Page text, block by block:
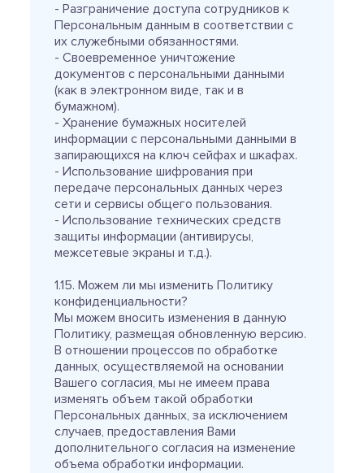
- Разграничение доступа сотрудников к
Персональным данным в соответствии с
их служебными обязанностями.
- Своевременное уничтожение
документов с персональными данными
(как в электронном виде, так и в
бумажном).
- Хранение бумажных носителей
информации с персональными данными в
запирающихся на ключ сейфах и шкафах.
- Использование шифрования при
передаче персональных данных через
сети и сервисы общего пользования.
- Использование технических средств
защиты информации (антивирусы,
межсетевые экраны и т.д.).
1.15. Можем ли мы изменить Политику
конфиденциальности?
Мы можем вносить изменения в данную
Политику, размещая обновленную версию.
В отношении процессов по обработке
данных, осуществляемой на основании
Вашего согласия, мы не имеем права
изменять объем такой обработки
Персональных данных, за исключением
случаев, предоставления Вами
дополнительного согласия на изменение
объема обработки информации.